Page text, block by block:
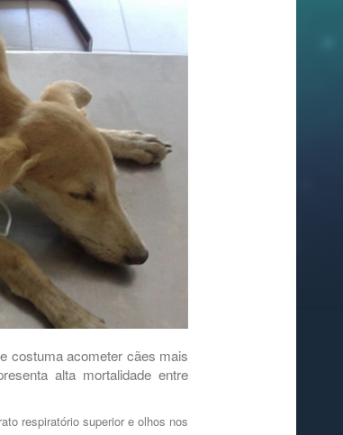
costuma acometer cães mais
alta mortalidade entre
respiratório superior e olhos nos